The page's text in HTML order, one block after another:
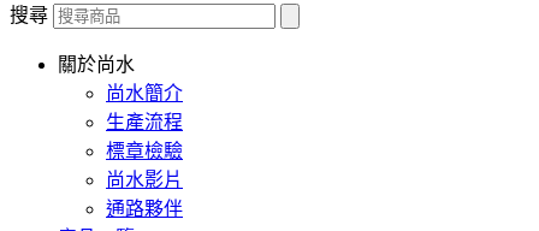
搜尋
關於尚水
尚水簡介
生產流程
標章檢驗
尚水影片
通路夥伴